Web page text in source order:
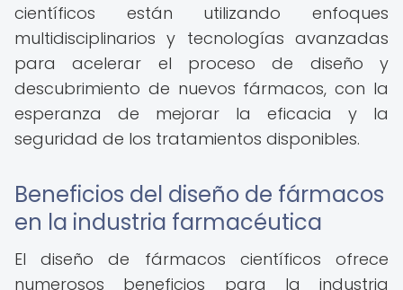
científicos están utilizando enfoques
multidisciplinarios y tecnologías avanzadas
para acelerar el proceso de diseño y
descubrimiento de nuevos fármacos, con la
esperanza de mejorar la eficacia y la
seguridad de los tratamientos disponibles.
Beneficios del diseño de fármacos
en la industria farmacéutica
El diseño de fármacos científicos ofrece
numerosos beneficios para la industria